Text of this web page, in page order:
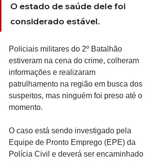
O estado de saúde dele foi
considerado estável.
Policiais militares do 2º Batalhão
estiveram na cena do crime, colheram
informações e realizaram
patrulhamento na região em busca dos
suspeitos, mas ninguém foi preso até o
momento.
O caso está sendo investigado pela
Equipe de Pronto Emprego (EPE) da
Polícia Civil e deverá ser encaminhado